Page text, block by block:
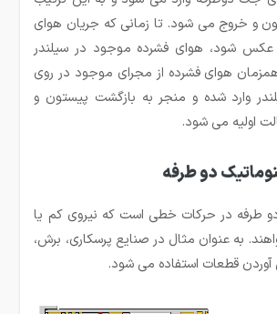
و خروج می شود. تا زمانی که جریان هوای
شود، هوای فشرده موجود در سیلندر
هوای فشرده از مجرای موجود در روی
وارد شده و منجر به بازگشت پیستون و
اولیه می شود.
دو طرفه
طرفه در حرکات خطی است که نیروی کم یا
به عنوان مثال در صنایع پرسکاری، برش،
آوردن قطعات استفاده می شود.